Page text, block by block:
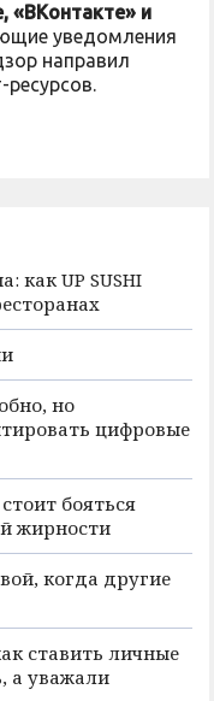
«ВКонтакте» и
уведомления
направил
как UP SUSHI
но
цифровые
бояться
жирности
когда другие
ставить личные
а уважали